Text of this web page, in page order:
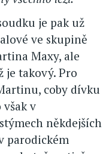
je pak už
ve skupině
Maxy, ale
je takový. Pro
coby dívku
v
někdejších
parodickém